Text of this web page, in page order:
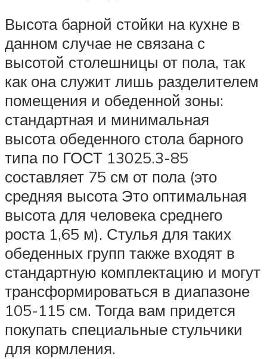
Высота барной стойки на кухне в
данном случае не связана с
высотой столешницы от пола, так
как она служит лишь разделителем
помещения и обеденной зоны:
стандартная и минимальная
высота обеденного стола барного
типа по ГОСТ 13025.3-85
составляет 75 см от пола (это
средняя высота Это оптимальная
высота для человека среднего
роста 1,65 м). Стулья для таких
обеденных групп также входят в
стандартную комплектацию и могут
трансформироваться в диапазоне
105-115 см. Тогда вам придется
покупать специальные стульчики
для кормления.